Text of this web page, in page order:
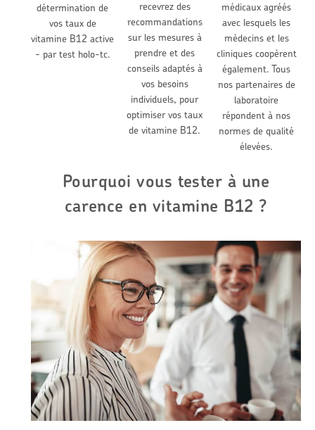
détermination de
vos taux de
vitamine B12 active
- par test holo-tc.
recevrez des
recommandations
sur les mesures à
prendre et des
conseils adaptés à
vos besoins
individuels, pour
optimiser vos taux
de vitamine B12.
médicaux agréés
avec lesquels les
médecins et les
cliniques coopèrent
également. Tous
nos partenaires de
laboratoire
répondent à nos
normes de qualité
élevées.
Pourquoi vous tester à une
carence en vitamine B12 ?